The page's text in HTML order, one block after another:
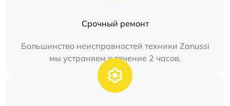
Срочный ремонт
Большинство неисправностей техники Zanussi
мы устраняем в течение 2 часов.